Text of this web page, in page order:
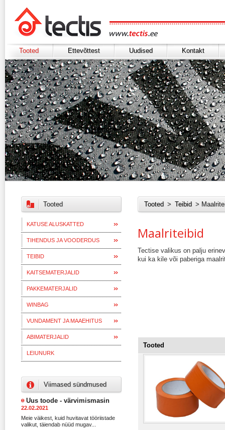
Tooted Ettevõttest Uudised Kontakt
Tooted
KATUSE ALUSKATTED
TIHENDUS JA VOODERDUS
TEIBID
KAITSEMATERJALID
PAKKEMATERJALID
WINBAG
VUNDAMENT JA MAAEHITUS
ABIMATERJALID
LEIUNURK
Viimased sündmused
Uus toode - värvimismasin
22.02.2021
Meie väikest, kuid huvitavat tööriistade
valikut, täiendab nüüd mugav...
Tooted > Teibid >
Maalriteibid
Tectise valikus on palju
kui ka kile või paberiga
Tooted